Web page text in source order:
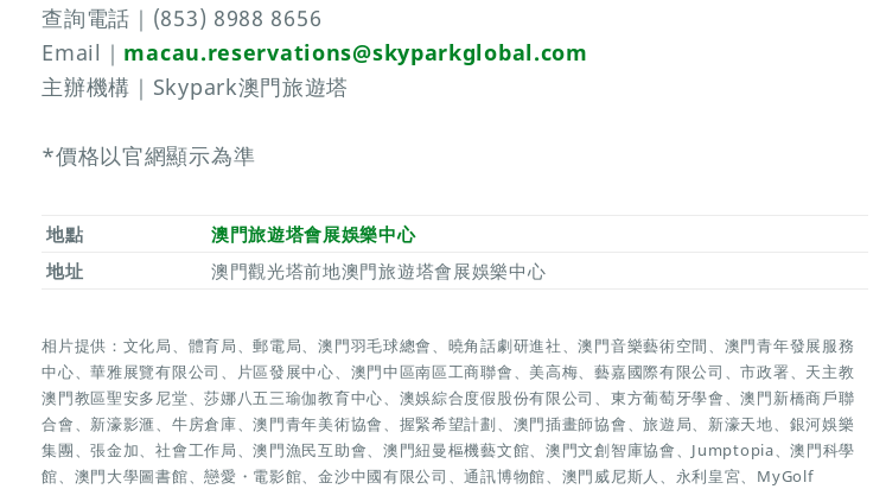
查詢電話｜(853) 8988 8656
Email｜ macau.reservations@skyparkglobal.com
主辦機構｜Skypark澳門旅遊塔
*價格以官網顯示為準
地點
澳門旅遊塔會展娛樂中心
地址
澳門觀光塔前地澳門旅遊塔會展娛樂中心
相片提供：文化局、體育局、郵電局、澳門羽毛球總會、曉角話劇研進社、澳門音樂藝術空間、澳門青年發展服務
中心、華雅展覽有限公司、片區發展中心、澳門中區南區工商聯會、美高梅、藝嘉國際有限公司、市政署、天主教
澳門教區聖安多尼堂、莎娜八五三瑜伽教育中心、澳娛綜合度假股份有限公司、東方葡萄牙學會、澳門新橋商戶聯
合會、新濠影滙、牛房倉庫、澳門青年美術協會、握緊希望計劃、澳門插畫師協會、旅遊局、新濠天地、銀河娛樂
集團、張金加、社會工作局、澳門漁民互助會、澳門紐曼樞機藝文館、澳門文創智庫協會、Jumptopia、澳門科學
館、澳門大學圖書館、戀愛・電影館、金沙中國有限公司、通訊博物館、澳門威尼斯人、永利皇宮、MyGolf